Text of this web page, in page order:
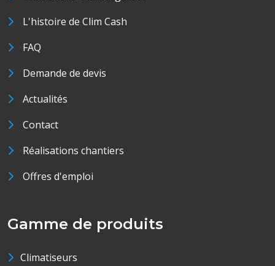
L'histoire de Clim Cash
FAQ
Demande de devis
Actualités
Contact
Réalisations chantiers
Offres d'emploi
Gamme de produits
Climatiseurs